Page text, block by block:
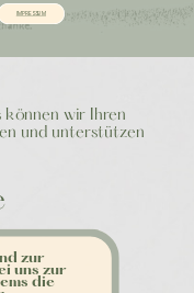
IMPRESSUM
wir Ihren
und unterstützen
zur
uns zur
die